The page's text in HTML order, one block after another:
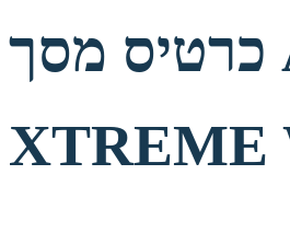
כרטיס מסך AORUS GeForce RTX 5090
XTREME